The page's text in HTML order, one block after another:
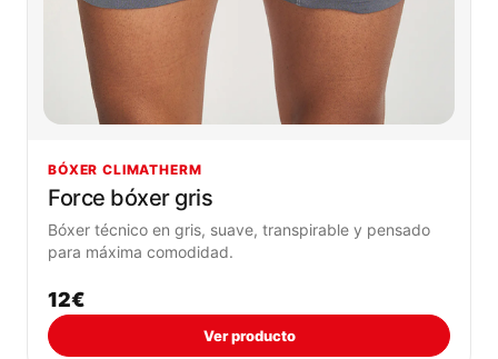
BÓXER CLIMATHERM
Force bóxer gris
Bóxer técnico en gris, suave, transpirable y pensado
para máxima comodidad.
12€
Ver producto